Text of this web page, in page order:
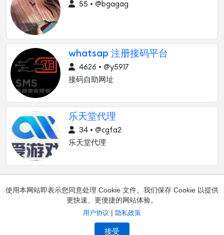
55 • @bgagag
whatsap 注册接码平台
4626 • @y5917
接码自助网址
乐天堂代理
34 • @cgfa2
乐天堂代理
频道投诉
使用本网站即表示您同意处理 Cookie 文件。我们保存 Cookie 以提供
更快速、更便捷的网站体验。
用户协议 | 隐私政策
接受